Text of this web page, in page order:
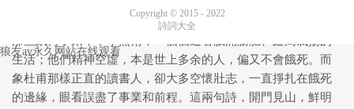
發出來，真有劈空而起，銳不可擋之勢。在詩人所處的時代，
生活；他們精神空虛，本是世上多余的人，偏又不會餓死。而
象杜甫那樣正直的讀書人，卻大多空懷壯志，一直掙扎在餓死
的邊緣，眼看誤盡了事業和前程。這兩句詩，開門見山，鮮明
Copyright © 2015 - 2022
詩詞大全
狼友av永久网站在线观看